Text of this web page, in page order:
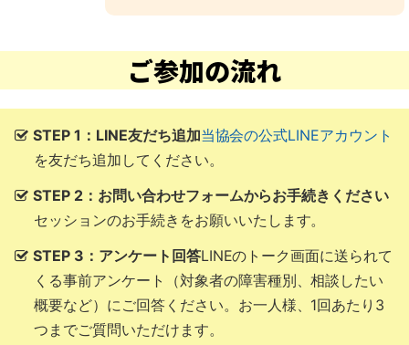
ご参加の流れ
STEP 1：LINE友だち追加当協会の公式LINEアカウント
を友だち追加してください。
STEP 2：お問い合わせフォームからお手続きください
セッションのお手続きをお願いいたします。
STEP 3：アンケート回答LINEのトーク画面に送られて
くる事前アンケート（対象者の障害種別、相談したい
概要など）にご回答ください。お一人様、1回あたり3
つまでご質問いただけます。